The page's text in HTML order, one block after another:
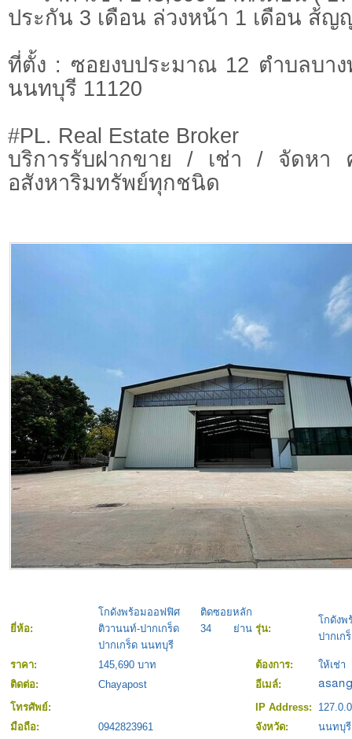
ประกัน 3 เดือน ล่วงหน้า 1 เดือน ส้ญ
ที่ตั้ง : ซอยงบประมาณ 12 ตำบลบาง
นนทบุรี 11120
#PL. Real Estate Broker
บริการรับฝากขาย / เช่า / จัดห
อสังหาริมทรัพย์ทุกชนิด
ยี่ห้อ:
โกดังพร้อมออฟฟิศ ติดซอยหลัก
ติวานนท์-ปากเกร็ด 34 ย่าน
ปากเกร็ด นนทบุรี
รุ่น:
โกดัง
ปากเก
ราคา: 145,690 บาท ต้องการ:
ให้เช่า
ติดต่อ:
Chayapost
อีเมล์:
โทรศัพย์:
IP Address:
มือถือ:
0942823961 จังหวัด:
นนทบุรี